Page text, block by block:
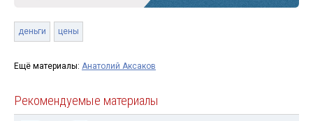
деньги цены
Ещё материалы: Анатолий Аксаков
Рекомендуемые материалы